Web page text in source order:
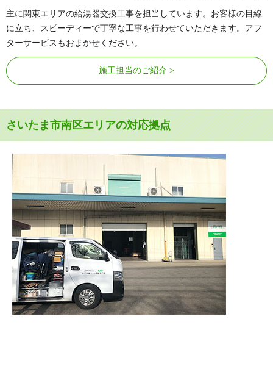
主に関東エリアの給湯器交換工事を担当しています。お客様の目線
に立ち、スピーディーで丁寧な工事を行わせていただきます。アフ
ターサービスもおまかせください。
施工担当のご紹介
さいたま市南区エリアの対応拠点